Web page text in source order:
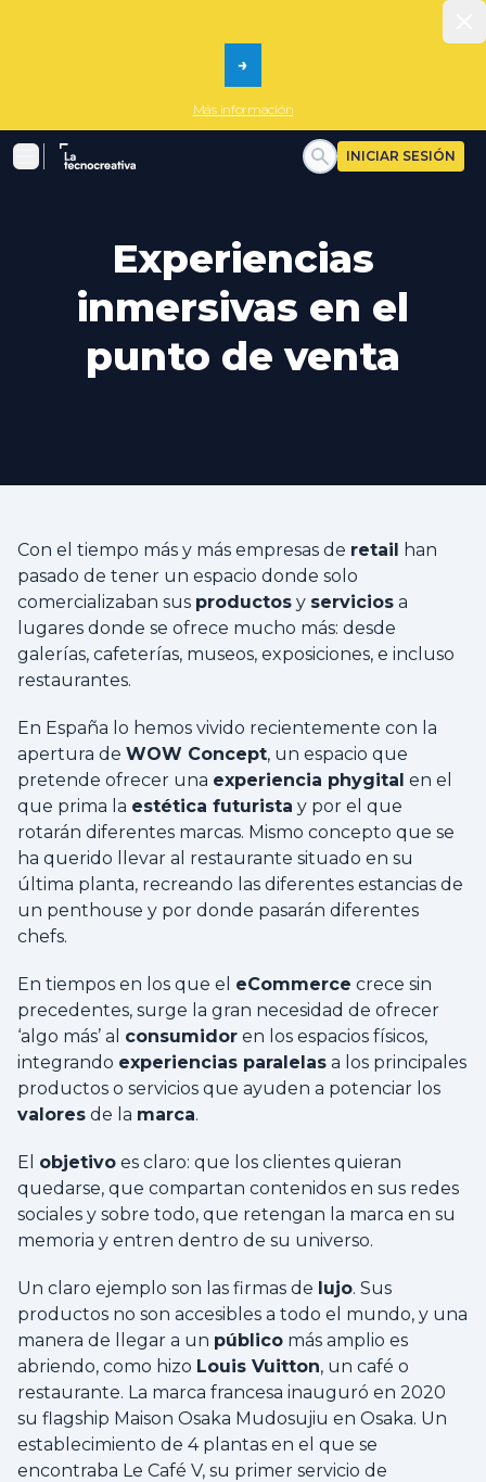
→
Más información
Menu
La tecnocreativa INICIAR SESIÓN
Experiencias
inmersivas en el
punto de venta
Con el tiempo más y más empresas de retail han
pasado de tener un espacio donde solo
comercializaban sus productos y servicios a
lugares donde se ofrece mucho más: desde
galerías, cafeterías, museos, exposiciones, e incluso
restaurantes.
En España lo hemos vivido recientemente con la
apertura de WOW Concept, un espacio que
pretende ofrecer una experiencia phygital en el
que prima la estética futurista y por el que
rotarán diferentes marcas. Mismo concepto que se
ha querido llevar al restaurante situado en su
última planta, recreando las diferentes estancias de
un penthouse y por donde pasarán diferentes
chefs.
En tiempos en los que el eCommerce crece sin
precedentes, surge la gran necesidad de ofrecer
‘algo más’ al consumidor en los espacios físicos,
integrando experiencias paralelas a los principales
productos o servicios que ayuden a potenciar los
valores de la marca.
El objetivo es claro: que los clientes quieran
quedarse, que compartan contenidos en sus redes
sociales y sobre todo, que retengan la marca en su
memoria y entren dentro de su universo.
Un claro ejemplo son las firmas de lujo. Sus
productos no son accesibles a todo el mundo, y una
manera de llegar a un público más amplio es
abriendo, como hizo Louis Vuitton, un café o
restaurante. La marca francesa inauguró en 2020
su flagship Maison Osaka Mudosujiu en Osaka. Un
establecimiento de 4 plantas en el que se
encontraba Le Café V, su primer servicio de